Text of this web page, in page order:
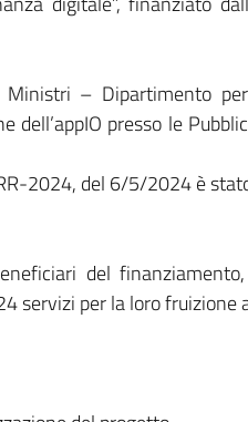
– Dipartimento
dell’appIO presso le
2024, del 6/5/2024 è
del
servizi per la loro fruizione